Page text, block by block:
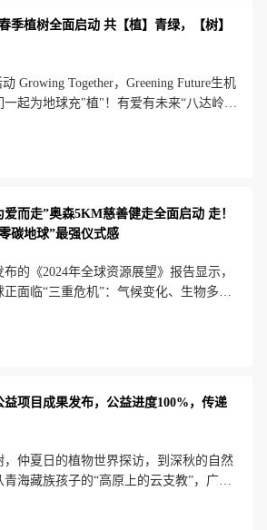
季植树全面启动 共【植】青绿，【树】
Growing Together，Greening Future生机
起为地球充"植"！有爱有未来“八达岭春
愿者开展植树造林，探访生物多样性，
而走”奥森5KM慈善健走全面启动 走！
碳地球”最强仪式感
的《2024年全球资源展望》报告显示，
面临“三重危机”：气候变化、生物多样
量；同时，生物多样性锐减，全球每分
益项目成果发布，公益进度100%，传递
仲夏日的植物世界探访，到深秋的自然
海藏族孩子的“高原上的云支教”，广西
102千克废弃物，超过130万公里线上